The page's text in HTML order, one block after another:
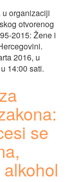
u organizaciji
otvorenog
2015: Žene i
2016, u
14:00 sati.
se